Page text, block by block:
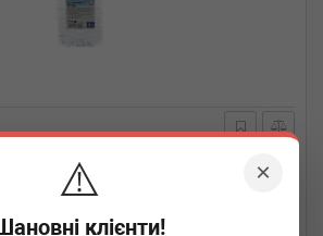
×
⚠️
клієнти!